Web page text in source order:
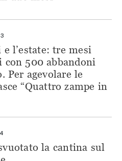
l’estate: tre mesi
con 500 abbandoni
Per agevolare le
“Quattro zampe in
la cantina sul